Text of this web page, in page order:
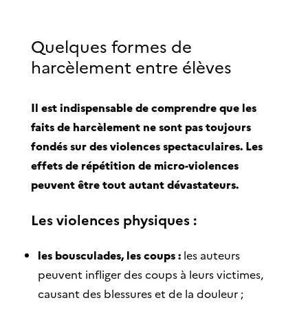
Quelques formes de
harcèlement entre élèves
Il est indispensable de comprendre que les
faits de harcèlement ne sont pas toujours
fondés sur des violences spectaculaires. Les
effets de répétition de micro-violences
peuvent être tout autant dévastateurs.
Les violences physiques :
les bousculades, les coups : les auteurs
peuvent infliger des coups à leurs victimes,
causant des blessures et de la douleur ;